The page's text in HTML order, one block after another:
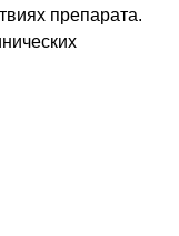
препарата.